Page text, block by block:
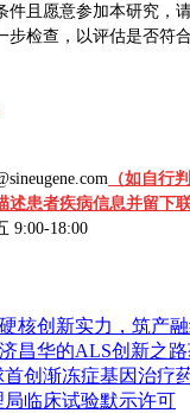
件且愿意参加本研究，
步检查，以评估是否符
（如自行
患者疾病信息并留下联
9:00-18:00
核创新实力，筑产
昌华的ALS创新之
创渐冻症基因治疗
临床试验默示许可